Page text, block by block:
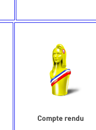
Compte rendu